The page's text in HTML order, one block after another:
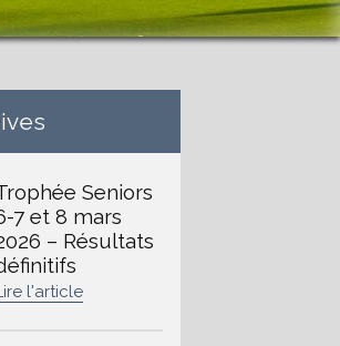
Seniors
7 et 8 mars
– Résultats